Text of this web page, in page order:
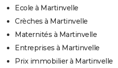
Ecole à Martinvelle
Crèches à Martinvelle
Maternités à Martinvelle
Entreprises à Martinvelle
Prix immobilier à Martinvelle